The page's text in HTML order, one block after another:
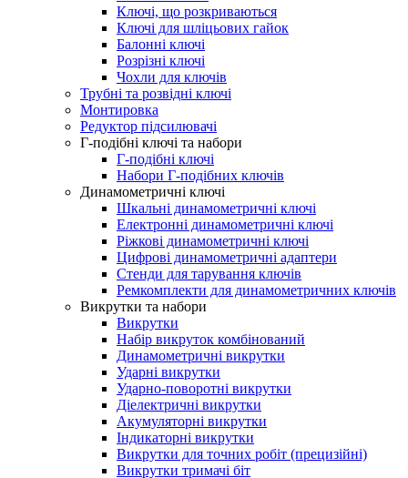
Ключі, що розкриваються
Ключі для шліцьових гайок
Балонні ключі
Розрізні ключі
Чохли для ключів
Трубні та розвідні ключі
Монтировка
Редуктор підсилювачі
Г-подібні ключі та набори
Г-подібні ключі
Набори Г-подібних ключів
Динамометричні ключі
Шкальні динамометричні ключі
Електронні динамометричні ключі
Ріжкові динамометричні ключі
Цифрові динамометричні адаптери
Стенди для тарування ключів
Ремкомплекти для динамометричних ключів
Викрутки та набори
Викрутки
Набір викруток комбінований
Динaмoмeтpичні викрутки
Ударні викрутки
Ударно-поворотні викрутки
Діелектричні викрутки
Акумуляторні викрутки
Індикаторні викрутки
Викрутки для точних робіт (прецизійні)
Викрутки тримачі біт